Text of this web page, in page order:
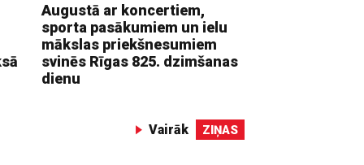
Augustā ar koncertiem,
sporta pasākumiem un ielu
mākslas priekšnesumiem
svinēs Rīgas 825. dzimšanas
dienu
Vairāk ZIŅAS